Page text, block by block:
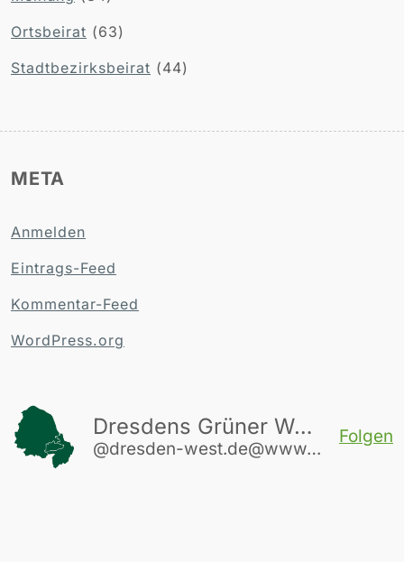
Ortsbeirat (63)
Stadtbezirksbeirat (44)
META
Anmelden
Eintrags-Feed
Kommentar-Feed
WordPress.org
Dresdens Grüner Westen
@dresden-west.de@www.dresden-west.de
Folgen